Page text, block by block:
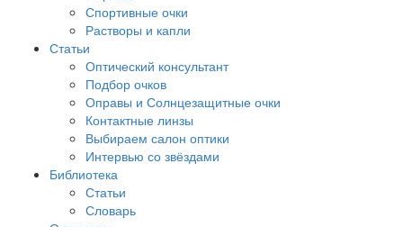
Спортивные очки
Растворы и капли
Статьи
Оптический консультант
Подбор очков
Оправы и Солнцезащитные очки
Контактные линзы
Выбираем салон оптики
Интервью со звёздами
Библиотека
Статьи
Словарь